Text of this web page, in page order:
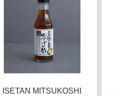
ISETAN MITSUKOSHI